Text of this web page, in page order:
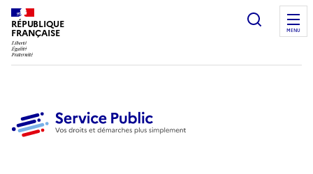
RÉPUBLIQUE
FRANÇAISE
Ouvrir
MENU